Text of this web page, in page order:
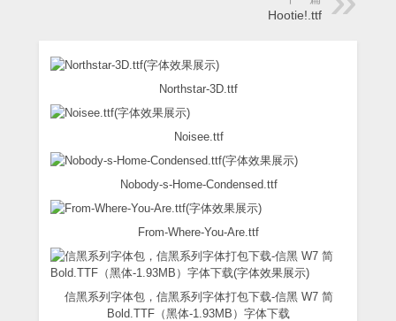
Hootie!.ttf
Northstar-3D.ttf
Noisee.ttf
Nobody-s-Home-Condensed.ttf
From-Where-You-Are.ttf
信黑系列字体包，信黑系列字体打包下载-信黑 W7 简
Bold.TTF（黑体-1.93MB）字体下载